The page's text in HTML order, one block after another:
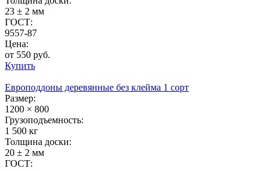
23 ± 2 мм
ГОСТ:
9557-87
Цена:
от 550 руб.
Купить
Европоддоны деревянные без клейма 1 сорт
Размер:
1200 × 800
Грузоподъемность:
1 500 кг
Толщина доски:
20 ± 2 мм
ГОСТ: